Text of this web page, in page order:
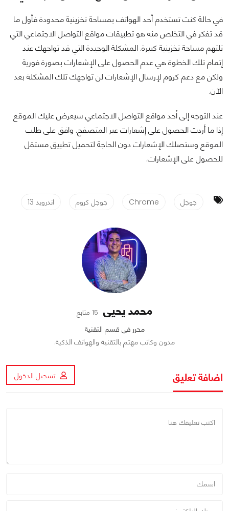
في حالة كنت تستخدم أحد الهواتف بمساحة تخزينية محدودة فأول ما
قد تفكر في التخلص منه هو تطبيقات مواقع التواصل الاجتماعي التي
تلتهم مساحة تخزينية كبيرة. المشكلة الوحيدة التي قد تواجهك عند
إتمام تلك الخطوة هي عدم الحصول على الإشعارات بصورة فورية
ولكن مع دعم كروم لإرسال الإشعارات لن تواجهك تلك المشكلة بعد
الآن.
عند التوجه إلى أحد مواقع التواصل الاجتماعي سيعرض عليك الموقع
إذا ما أردت الحصول على إشعارات عبر المتصفح. وافق على طلب
الموقع وستصلك الإشعارات دون الحاجة لتحميل تطبيق مستقل
للحصول على الإشعارات.
جوجل Chrome جوجل كروم اندرويد 13
محمد يحيى 15 متابع
محرر في قسم التقنية
مدون وكاتب مهتم بالتقنية والهواتف الذكية.
اضافة تعليق تسجيل الدخول